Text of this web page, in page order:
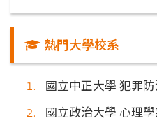
熱門大學校系
國立中正大學 犯罪
國立政治大學 心理學